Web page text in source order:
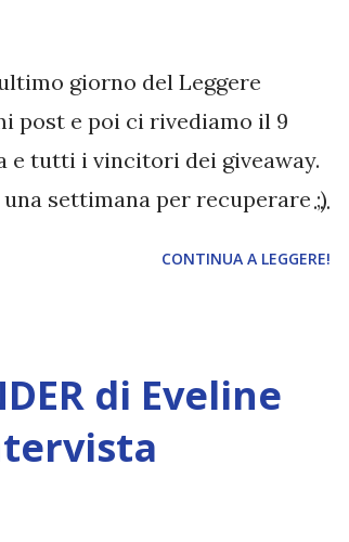
suo voler fare l'eroe a tutti i
giorno del Leggere
post e poi ci rivediamo il 9
e tutti i vincitori dei giveaway.
settimana per recuperare ;)
CONTINUA A LEGGERE!
di Eveline